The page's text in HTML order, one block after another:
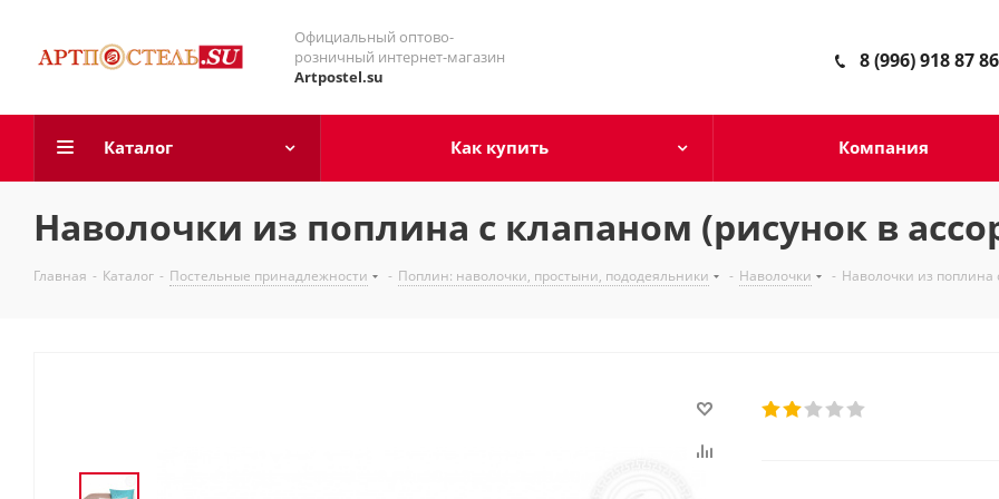
Официальный оптово-
розничный интернет-магазин
Artpostel.su
8 (996) 918 87 86
Каталог Как купить Компания
Наволочки из поплина с клапаном (рисунок в
Главная - Каталог - Постельные принадлежности - Поплин: наволочки, простыни, пододеяльники - Наволочки - Наволочки из поплина